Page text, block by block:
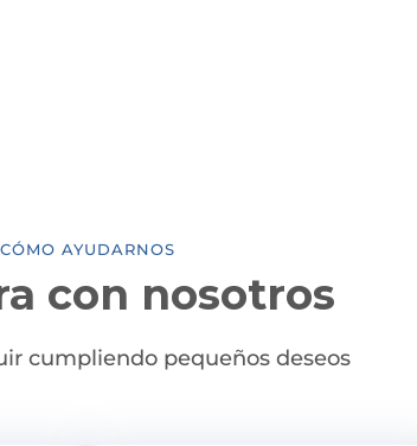
CÓMO AYUDARNOS
con nosotros
cumpliendo pequeños deseos